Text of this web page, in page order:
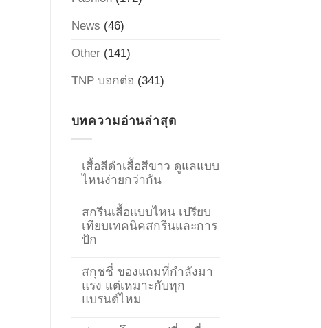
News (46)
Other(141)
TNP บอกต่อ (341)
บทความอ่านล่าสุด
เสื้อสีดำเสื้อสีขาว ดูแลแบบ
ไหนง่ายกว่ากัน
สกรีนเสื้อแบบไหน เปรียบ
เทียบเทคนิคสกรีนและการ
ปัก
สกุชชี่ ของแถมที่กำลังมา
แรง แต่เหมาะกับทุก
แบรนด์ไหม